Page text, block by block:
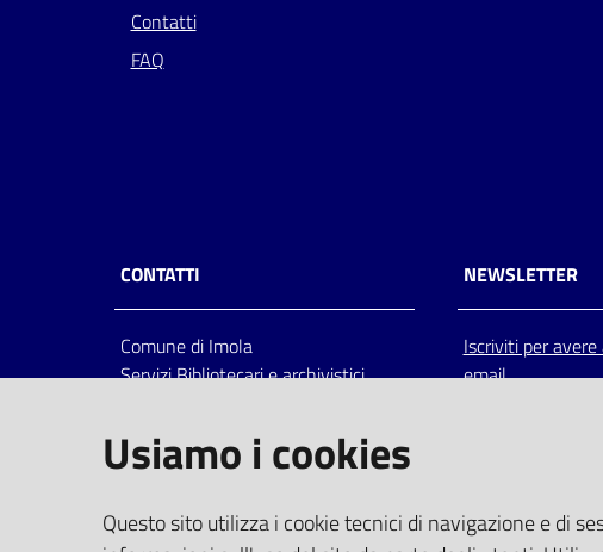
Contatti
FAQ
CONTATTI
Comune di Imola
Servizi Bibliotecari e archivistici
Italia
centralino: tel 0542.6026.36 fax
bim@comune.imola.bo.it
PEC
NEWSLETTER
Iscriviti per
email
Usiamo i cookies
Questo sito utilizza i cookie tecnici di navigazione e di